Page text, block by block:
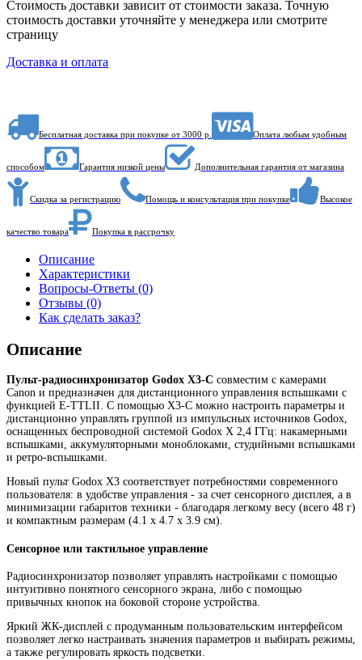
Стоимость доставки зависит от стоимости заказа. Точную
стоимость доставки уточняйте у менеджера или смотрите
страницу
Доставка и оплата
Бесплатная доставка при покупке от 3000 р. Оплата любым удобным
способом Гарантия низкой цены Дополнительная гарантия от магазина
Скидка за регистрацию Помощь и консультация при покупке Высокое
качество товара Покупка в рассрочку
Описание
Характеристики
Вопросы-Ответы (0)
Отзывы (0)
Как сделать заказ?
Описание
Пульт-радиосинхронизатор Godox X3-C совместим с камерами
Canon и предназначен для дистанционного управления вспышками с
функцией E-TTLII. С помощью X3-C можно настроить параметры и
дистанционно управлять группой из импульсных источников Godox,
оснащенных беспроводной системой Godox X 2,4 ГГц: накамерными
вспышками, аккумуляторными моноблоками, студийными вспышками
и ретро-вспышками.
Новый пульт Godox X3 соответствует потребностями современного
пользователя: в удобстве управления - за счет сенсорного дисплея, а в
минимизации габаритов техники - благодаря легкому весу (всего 48 г)
и компактным размерам (4.1 х 4.7 х 3.9 см).
Сенсорное или тактильное управление
Радиосинхронизатор позволяет управлять настройками с помощью
интуитивно понятного сенсорного экрана, либо с помощью
привычных кнопок на боковой стороне устройства.
Яркий ЖК-дисплей с продуманным пользовательским интерфейсом
позволяет легко настраивать значения параметров и выбирать режимы,
а также регулировать яркость подсветки.